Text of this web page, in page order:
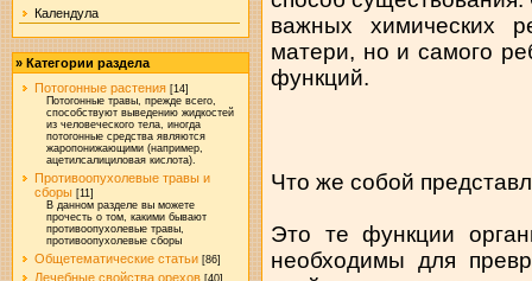
Календула
» Категории раздела
Потогонные растения [14]
Потогонные травы, прежде всего,
способствуют выведению жидкостей
из человеческого тела, иногда
потогонные средства являются
жаропонижающими (например,
ацетилсалициловая кислота).
Противоопухолевые травы и
сборы [11]
В данном разделе вы можете
прочесть о том, какими бывают
противоопухолевые травы,
противоопухолевые сборы
Общетематические статьи [86]
Лечебные свойства орехов [40]
важных химических
матери, но и самого
функций.
Что же собой
Это те функции
необходимы для